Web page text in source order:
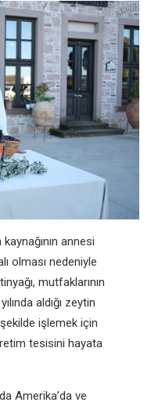
annesi
olması nedeniyle
mutfaklarının
yılında aldığı zeytin
işlemek için
tesisini hayata
Amerika’da ve